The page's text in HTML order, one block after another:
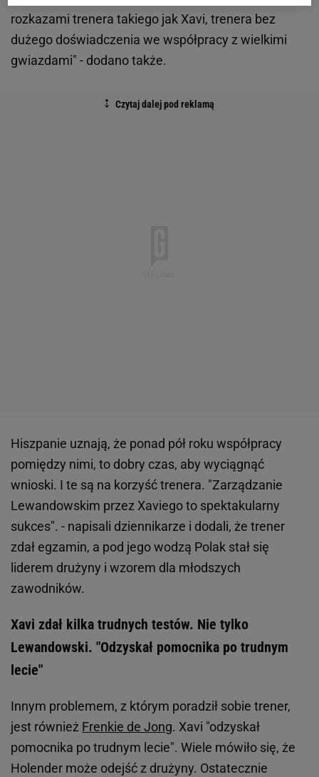
rozkazami trenera takiego jak Xavi, trenera bez
dużego doświadczenia we współpracy z wielkimi
gwiazdami" - dodano także.
Hiszpanie uznają, że ponad pół roku współpracy
pomiędzy nimi, to dobry czas, aby wyciągnąć
wnioski. I te są na korzyść trenera. "Zarządzanie
Lewandowskim przez Xaviego to spektakularny
sukces". - napisali dziennikarze i dodali, że trener
zdał egzamin, a pod jego wodzą Polak stał się
liderem drużyny i wzorem dla młodszych
zawodników.
Xavi zdał kilka trudnych testów. Nie tylko
Lewandowski. "Odzyskał pomocnika po trudnym
lecie"
Innym problemem, z którym poradził sobie trener,
jest również Frenkie de Jong. Xavi "odzyskał
pomocnika po trudnym lecie". Wiele mówiło się, że
Holender może odejść z drużyny. Ostatecznie